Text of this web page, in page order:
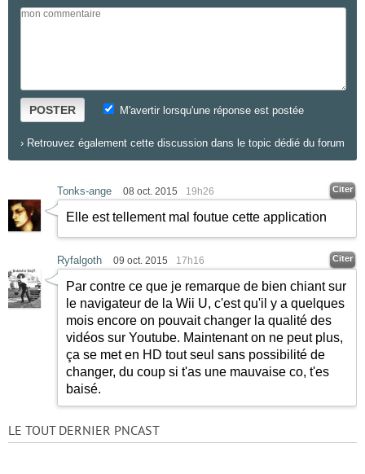
POSTER M'avertir lorsqu'une réponse est postée
› Retrouvez également cette discussion dans le topic dédié du forum
Tonks-ange 08 oct. 2015 19h26 Citer
Elle est tellement mal foutue cette application
Ryfalgoth 09 oct. 2015 17h16 Citer
Par contre ce que je remarque de bien chiant sur
le navigateur de la Wii U, c'est qu'il y a quelques
mois encore on pouvait changer la qualité des
vidéos sur Youtube. Maintenant on ne peut plus,
ça se met en HD tout seul sans possibilité de
changer, du coup si t'as une mauvaise co, t'es
baisé.
LE TOUT DERNIER PNCAST